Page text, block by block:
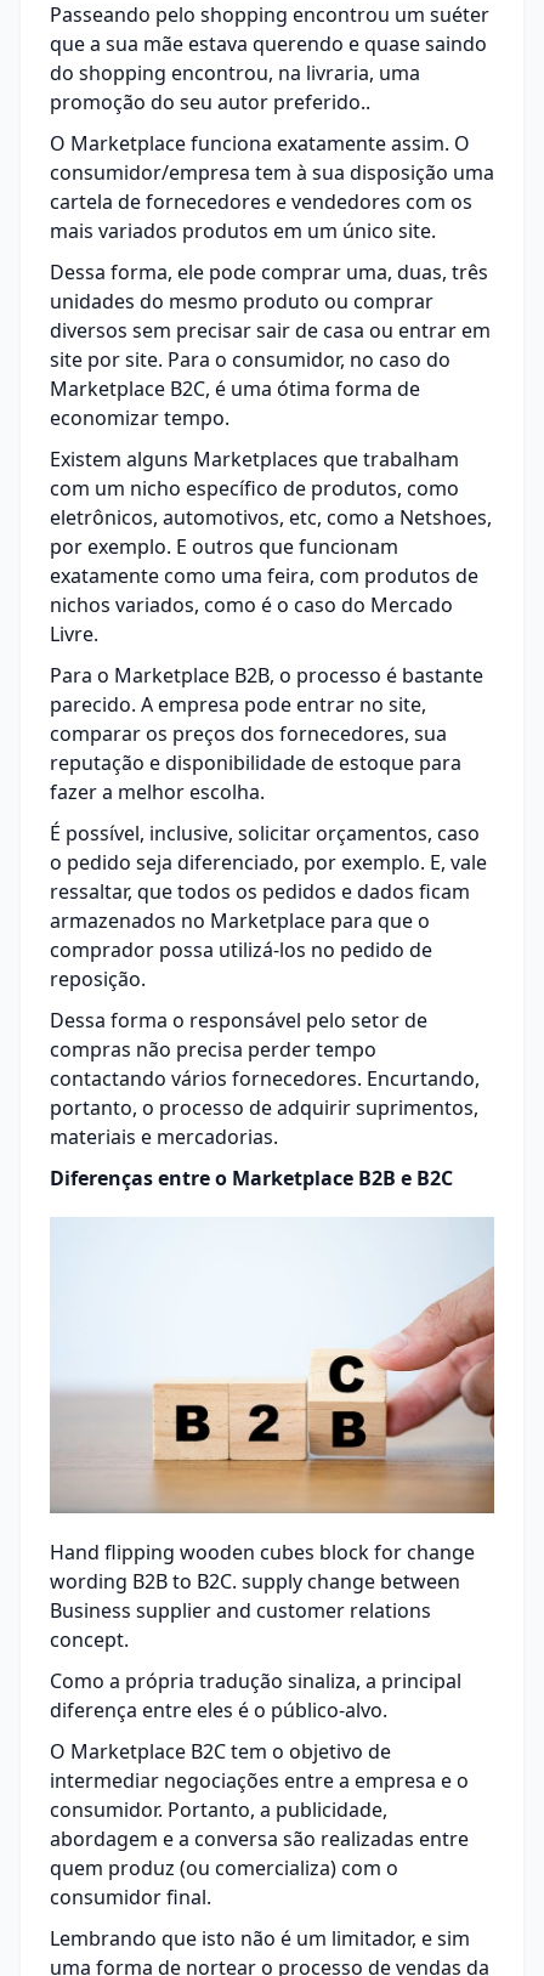
Passeando pelo shopping encontrou um suéter
que a sua mãe estava querendo e quase saindo
do shopping encontrou, na livraria, uma
promoção do seu autor preferido..
O Marketplace funciona exatamente assim. O
consumidor/empresa tem à sua disposição uma
cartela de fornecedores e vendedores com os
mais variados produtos em um único site.
Dessa forma, ele pode comprar uma, duas, três
unidades do mesmo produto ou comprar
diversos sem precisar sair de casa ou entrar em
site por site. Para o consumidor, no caso do
Marketplace B2C, é uma ótima forma de
economizar tempo.
Existem alguns Marketplaces que trabalham
com um nicho específico de produtos, como
eletrônicos, automotivos, etc, como a Netshoes,
por exemplo. E outros que funcionam
exatamente como uma feira, com produtos de
nichos variados, como é o caso do Mercado
Livre.
Para o Marketplace B2B, o processo é bastante
parecido. A empresa pode entrar no site,
comparar os preços dos fornecedores, sua
reputação e disponibilidade de estoque para
fazer a melhor escolha.
É possível, inclusive, solicitar orçamentos, caso
o pedido seja diferenciado, por exemplo. E, vale
ressaltar, que todos os pedidos e dados ficam
armazenados no Marketplace para que o
comprador possa utilizá-los no pedido de
reposição.
Dessa forma o responsável pelo setor de
compras não precisa perder tempo
contactando vários fornecedores. Encurtando,
portanto, o processo de adquirir suprimentos,
materiais e mercadorias.
Diferenças entre o Marketplace B2B e B2C
Hand flipping wooden cubes block for change
wording B2B to B2C. supply change between
Business supplier and customer relations
concept.
Como a própria tradução sinaliza, a principal
diferença entre eles é o público-alvo.
O Marketplace B2C tem o objetivo de
intermediar negociações entre a empresa e o
consumidor. Portanto, a publicidade,
abordagem e a conversa são realizadas entre
quem produz (ou comercializa) com o
consumidor final.
Lembrando que isto não é um limitador, e sim
uma forma de nortear o processo de vendas da